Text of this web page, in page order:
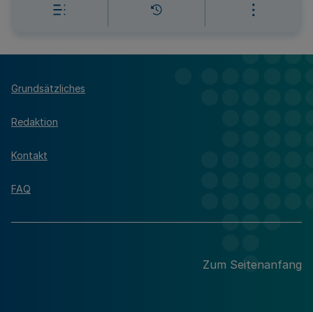
Grundsätzliches
Redaktion
Kontakt
FAQ
Zum Seitenanfang